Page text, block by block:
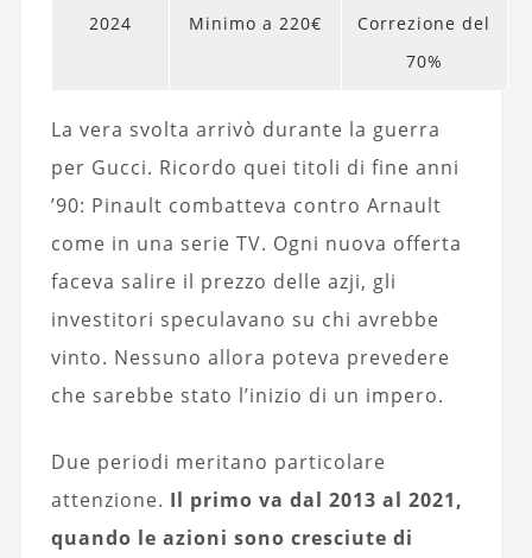
2024 Minimo a 220€
Correzione del
70%
La vera svolta arrivò durante la guerra
per Gucci. Ricordo quei titoli di fine anni
’90: Pinault combatteva contro Arnault
come in una serie TV. Ogni nuova offerta
faceva salire il prezzo delle azji, gli
investitori speculavano su chi avrebbe
vinto. Nessuno allora poteva prevedere
che sarebbe stato l’inizio di un impero.
Due periodi meritano particolare
attenzione. Il primo va dal 2013 al 2021,
quando le azioni sono cresciute di